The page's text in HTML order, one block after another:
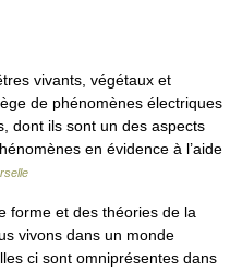
vivants, végétaux et
de phénomènes électriques
dont ils sont un des aspects
en évidence à l’aide
forme et des théories de la
vivons dans un monde
ci sont omniprésentes dans